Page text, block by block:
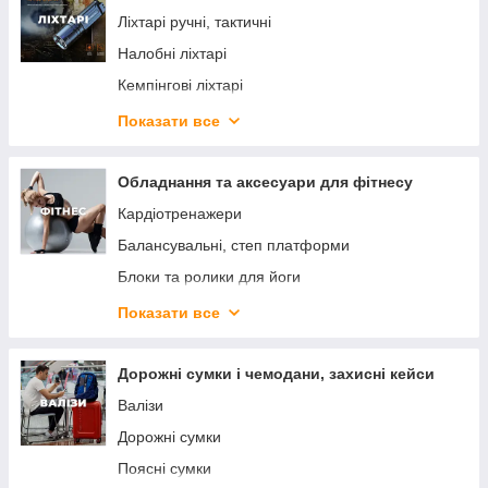
Шеврони
Евакуаційні стропи
Гермопакети для телефонів
Похідні й авто душі
Біотуалети
Рибальські сумки, термосумки
Сумки холодильників, термобокси
Туристичні компаси
Сумки та набори для пікніка
Термокружки
Ліхтарі ручні, тактичні
Налобні ліхтарі
Кемпінгові ліхтарі
Аксесуари для переносних ліхтарів
Показати все
Обладнання та аксесуари для фітнесу
Кардіотренажери
Балансувальні, степ платформи
Блоки та ролики для йоги
Гантелі, гирі, штанги та диски
Силові тренажери
Сендбеги
Атлетичні пояси
Гімнастичні обручі
Показати все
Дорожні сумки і чемодани, захисні кейси
Валізи
Дорожні сумки
Поясні сумки